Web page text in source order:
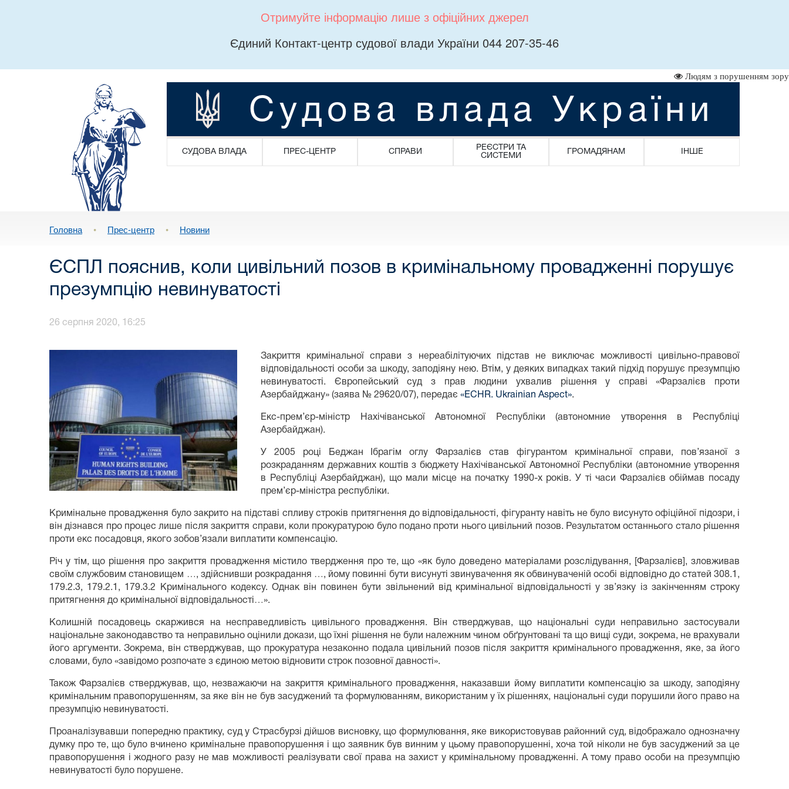
Отримуйте інформацію лише з офіційних джерел
Єдиний Контакт-центр судової влади України 044 207-35-46
Людям з порушенням зору
Судова влада України
СУДОВА ВЛАДА ПРЕС-ЦЕНТР СПРАВИ
РЕЄСТРИ ТА
СИСТЕМИ
ГРОМАДЯНАМ ІНШЕ
Головна • Прес-центр • Новини
ЄСПЛ пояснив, коли цивільний позов в кримінальному провадженні порушує
презумпцію невинуватості
26 серпня 2020, 16:25
Закриття кримінальної справи з нереабілітуючих підстав не виключає можливості цивільно-правової
відповідальності особи за шкоду, заподіяну нею. Втім, у деяких випадках такий підхід порушує презумпцію
невинуватості. Європейський суд з прав людини ухвалив рішення у справі «Фарзалієв проти
Азербайджану» (заява № 29620/07), передає«ECHR. Ukrainian Aspect».
Екс-прем’єр-міністр Нахічіванської Автономної Республіки (автономние утворення в Республіці
Азербайджан).
У 2005 році Беджан Ібрагім оглу Фарзалієв став фігурантом кримінальної справи, пов’язаної з
розкраданням державних коштів з бюджету Нахічіванської Автономної Республіки (автономние утворення
в Республіці Азербайджан), що мали місце на початку 1990-х років. У ті часи Фарзалієв обіймав посаду
прем’єр-міністра республіки.
Кримінальне провадження було закрито на підставі спливу строків притягнення до відповідальності, фігуранту навіть не було висунуто офіційної підозри, і
він дізнався про процес лише після закриття справи, коли прокуратурою було подано проти нього цивільний позов. Результатом останнього стало рішення
проти екс посадовця, якого зобов’язали виплатити компенсацію.
Річ у тім, що рішення про закриття провадження містило твердження про те, що «як було доведено матеріалами розслідування, [Фарзалієв], зловживав
своїм службовим становищем …, здійснивши розкрадання …, йому повинні бути висунуті звинувачення як обвинуваченій особі відповідно до статей 308.1,
179.2.3, 179.2.1, 179.3.2 Кримінального кодексу. Однак він повинен бути звільнений від кримінальної відповідальності у зв’язку із закінченням строку
притягнення до кримінальної відповідальності…».
Колишній посадовець скаржився на несправедливість цивільного провадження. Він стверджував, що національні суди неправильно застосували
національне законодавство та неправильно оцінили докази, що їхні рішення не були належним чином обґрунтовані та що вищі суди, зокрема, не врахували
його аргументи. Зокрема, він стверджував, що прокуратура незаконно подала цивільний позов після закриття кримінального провадження, яке, за його
словами, було «завідомо розпочате з єдиною метою відновити строк позовної давності».
Також Фарзалієв стверджував, що, незважаючи на закриття кримінального провадження, наказавши йому виплатити компенсацію за шкоду, заподіяну
кримінальним правопорушенням, за яке він не був засуджений та формулюванням, використаним у їх рішеннях, національні суди порушили його право на
презумпцію невинуватості.
Проаналізувавши попередню практику, суд у Страсбурзі дійшов висновку, що формулювання, яке використовував районний суд, відображало однозначну
думку про те, що було вчинено кримінальне правопорушення і що заявник був винним у цьому правопорушенні, хоча той ніколи не був засуджений за це
правопорушення і жодного разу не мав можливості реалізувати свої права на захист у кримінальному провадженні. А тому право особи на презумпцію
невинуватості було порушене.